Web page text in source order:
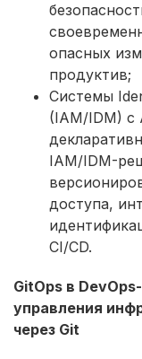
опасных
продуктив;
Системы
(IAM/IDM) с
IAM/IDM-
доступа,
CI/CD.
GitOps в
управления
через Git